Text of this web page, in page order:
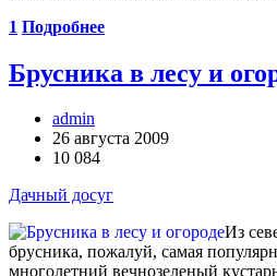
1 Подробнее
Брусника в лесу и
admin
26 августа 2009
10 084
Дачный досуг
Из
брусника, пожалуй, самая
многолетний вечнозеленый